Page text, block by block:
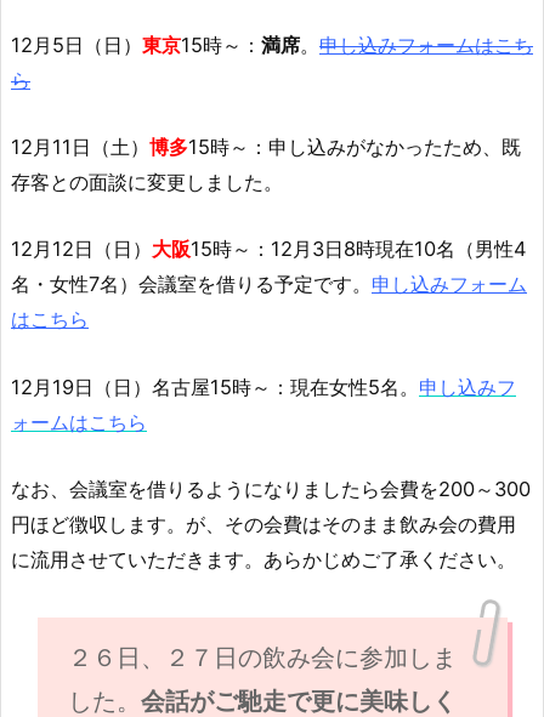
12月5日（日） 東京15時～： 満席。 申し込みフォームはこち
ら
12月11日（土） 博多15時～：申し込みがなかったため、既
存客との面談に変更しました。
12月12日（日） 大阪15時～：12月3日8時現在10名（男性4
名・女性7名）会議室を借りる予定です。 申し込みフォーム
はこちら
12月19日（日）名古屋15時～：現在女性5名。 申し込みフ
ォームはこちら
なお、会議室を借りるようになりましたら会費を200～300
円ほど徴収します。が、その会費はそのまま飲み会の費用
に流用させていただきます。あらかじめご了承ください。
２６日、２７日の飲み会に参加しま
した。 会話がご馳走で更に美味しく